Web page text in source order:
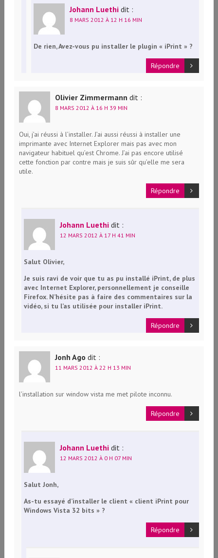
Johann Luethi dit :
8 MARS 2012 À 12 H 16 MIN
De rien, Avez-vous pu installer le plugin « iPrint » ?
Répondre
Olivier Zimmermann dit :
8 MARS 2012 À 16 H 39 MIN
Oui, j’ai réussi à l’installer. J’ai aussi réussi à installer une
imprimante avec Internet Explorer mais pas avec mon
navigateur habituel qu’est Chrome. J’ai pas encore utilisé
cette fonction par contre mais je suis sûr qu’elle me sera
utile.
Répondre
Johann Luethi dit :
12 MARS 2012 À 17 H 41 MIN
Salut Olivier,
Je suis ravi de voir que tu as pu installé iPrint, de plus
avec Internet Explorer, personnellement je conseille
Firefox. N’hésite pas à faire des commentaires sur la
vidéo, si tu l’as utilisée pour installer iPrint.
Répondre
Jonh Ago dit :
11 MARS 2012 À 22 H 13 MIN
l’installation sur window vista me met pilote inconnu.
Répondre
Johann Luethi dit :
12 MARS 2012 À 0 H 07 MIN
Salut Jonh,
As-tu essayé d’installer le client « client iPrint pour
Windows Vista 32 bits » ?
Répondre